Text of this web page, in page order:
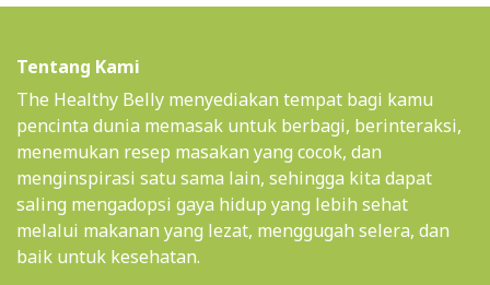
Tentang Kami
The Healthy Belly menyediakan tempat bagi kamu
pencinta dunia memasak untuk berbagi, berinteraksi,
menemukan resep masakan yang cocok, dan
menginspirasi satu sama lain, sehingga kita dapat
saling mengadopsi gaya hidup yang lebih sehat
melalui makanan yang lezat, menggugah selera, dan
baik untuk kesehatan.